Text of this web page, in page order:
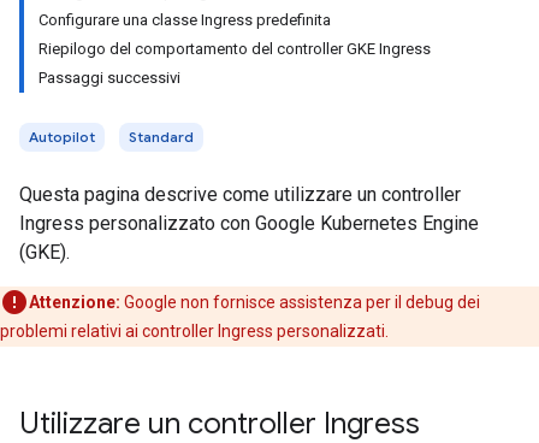
Configurare una classe Ingress predefinita
Riepilogo del comportamento del controller GKE Ingress
Passaggi successivi
Autopilot Standard
Questa pagina descrive come utilizzare un controller
Ingress personalizzato con Google Kubernetes Engine
(GKE).
Attenzione: Google non fornisce assistenza per il debug dei
problemi relativi ai controller Ingress personalizzati.
Utilizzare un controller Ingress